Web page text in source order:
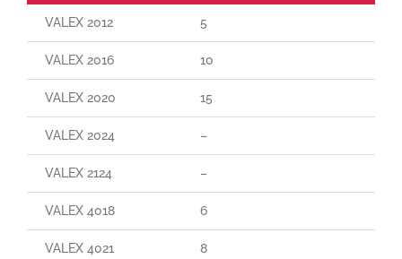
VALEX 2012 5
VALEX 2016 10
VALEX 2020 15
VALEX 2024 –
VALEX 2124 –
VALEX 4018 6
VALEX 4021 8